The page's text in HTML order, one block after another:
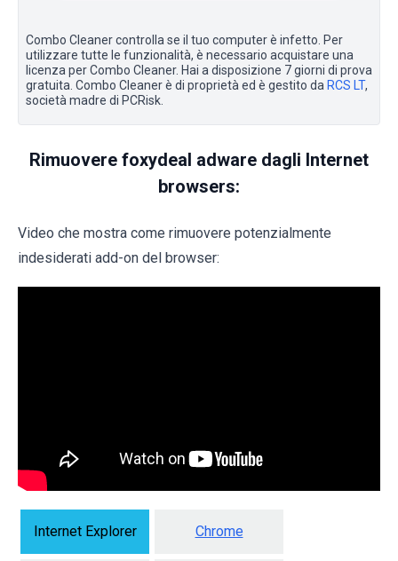
Combo Cleaner controlla se il tuo computer è infetto. Per
utilizzare tutte le funzionalità, è necessario acquistare una
licenza per Combo Cleaner. Hai a disposizione 7 giorni di prova
gratuita. Combo Cleaner è di proprietà ed è gestito da RCS LT,
società madre di PCRisk.
Rimuovere foxydeal adware dagli Internet
browsers:
Video che mostra come rimuovere potenzialmente
indesiderati add-on del browser:
Internet Explorer Chrome